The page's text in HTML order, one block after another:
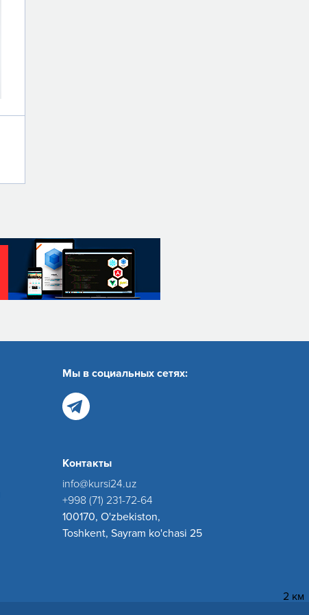
2 км
Мы в социальных сетях:
Контакты
info@kursi24.uz
+998 (71) 231-72-64
100170, O'zbekiston,
Toshkent, Sayram ko'chasi 25